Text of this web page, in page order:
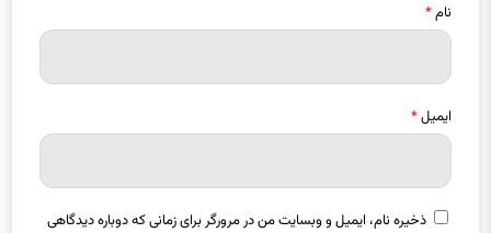
نام*
ایمیل*
ذخیره نام، ایمیل و وبسایت من در مرورگر برای زمانی که دوباره دیدگاهی